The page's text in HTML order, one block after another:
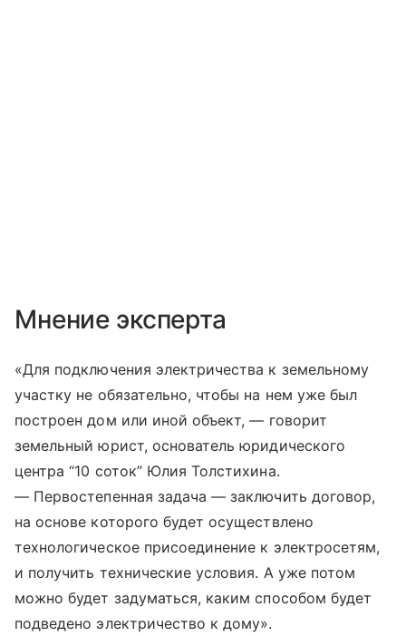
Мнение эксперта
«Для подключения электричества к земельному
участку не обязательно, чтобы на нем уже был
построен дом или иной объект, — говорит
земельный юрист, основатель юридического
центра “10 соток” Юлия Толстихина.
— Первостепенная задача — заключить договор,
на основе которого будет осуществлено
технологическое присоединение к электросетям,
и получить технические условия. А уже потом
можно будет задуматься, каким способом будет
подведено электричество к дому».